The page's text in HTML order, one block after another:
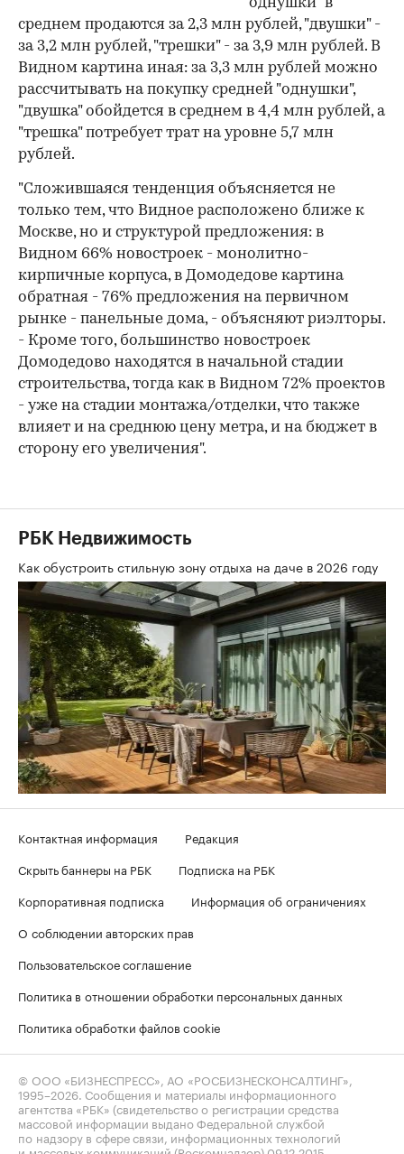
среднем продаются за 2,3 млн рублей, "двушки" -
за 3,2 млн рублей, "трешки" - за 3,9 млн рублей. В
Видном картина иная: за 3,3 млн рублей можно
рассчитывать на покупку средней "однушки",
"двушка" обойдется в среднем в 4,4 млн рублей, а
"трешка" потребует трат на уровне 5,7 млн
рублей.
"Сложившаяся тенденция объясняется не
только тем, что Видное расположено ближе к
Москве, но и структурой предложения: в
Видном 66% новостроек - монолитно-
кирпичные корпуса, в Домодедове картина
обратная - 76% предложения на первичном
рынке - панельные дома, - объясняют риэлторы.
- Кроме того, большинство новостроек
Домодедово находятся в начальной стадии
строительства, тогда как в Видном 72% проектов
- уже на стадии монтажа/отделки, что также
влияет и на среднюю цену метра, и на бюджет в
сторону его увеличения".
РБК Недвижимость
Как обустроить стильную зону отдыха на даче в 2026 году
Контактная информация
Редакция
Скрыть баннеры на РБК
Подписка на РБК
Корпоративная подписка
Информация об ограничениях
О соблюдении авторских прав
Пользовательское соглашение
Политика в отношении обработки персональных данных
Политика обработки файлов cookie
© ООО «БИЗНЕСПРЕСС», АО «РОСБИЗНЕСКОНСАЛТИНГ»,
1995–2026 . Сообщения и материалы информационного
агентства «РБК» (свидетельство о регистрации средства
массовой информации выдано Федеральной службой
по надзору в сфере связи, информационных технологий